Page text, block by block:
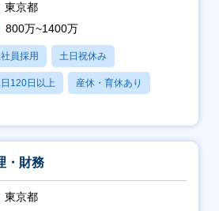
東京都
800万~1400万
員採用 土日祝休み
120日以上 産休・育休あり
・財務
東京都